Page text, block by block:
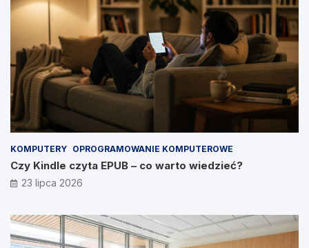
KOMPUTERY OPROGRAMOWANIE KOMPUTEROWE
Czy Kindle czyta EPUB – co warto wiedzieć?
23 lipca 2026